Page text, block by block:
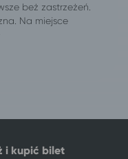
beż zastrzeżeń.
Na miejsce
i kupić bilet